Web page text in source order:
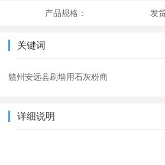
产品规格： 发
关键词
赣州安远县刷墙用石灰粉商
详细说明